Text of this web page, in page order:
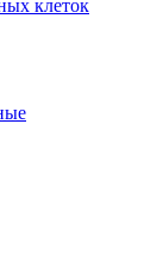
клеток